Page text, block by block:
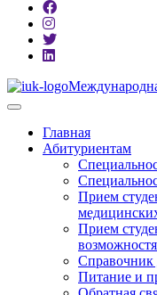
Главная
Абитуриентам
Прием
Прием
Справочник
Питание и